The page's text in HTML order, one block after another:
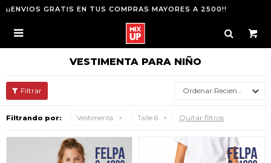
¡¡ENVIOS GRATIS EN TUS COMPRAS MAYORES A 2500!!

VESTIMENTA PARA NIÑO
Recientes
Filtrando por: Vestimenta Talle 6 Quitar filtros